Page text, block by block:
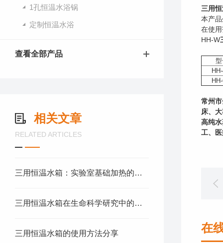
1孔恒温水浴锅
定制恒温水浴
查看全部产品
相关文章
RELATED ARTICLES
三用恒温水箱：实验室基础加热的多功能平台
三用恒温水箱在生命科学研究中的重要作用
三用恒温水箱的使用方法分享
三用
本产
在使
HH-W
常州
床、
高纯
工、
在